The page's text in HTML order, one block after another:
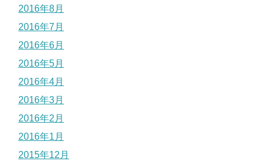
2016年8月
2016年7月
2016年6月
2016年5月
2016年4月
2016年3月
2016年2月
2016年1月
2015年12月